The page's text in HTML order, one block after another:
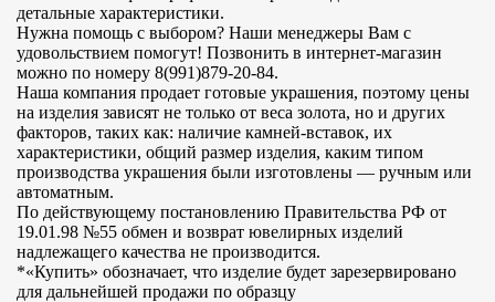
детальные характеристики.
Нужна помощь с выбором? Наши менеджеры Вам с
удовольствием помогут! Позвонить в интернет-магазин
можно по номеру 8(991)879-20-84.
Наша компания продает готовые украшения, поэтому цены
на изделия зависят не только от веса золота, но и других
факторов, таких как: наличие камней-вставок, их
характеристики, общий размер изделия, каким типом
производства украшения были изготовлены — ручным или
автоматным.
По действующему постановлению Правительства РФ от
19.01.98 №55 обмен и возврат ювелирных изделий
надлежащего качества не производится.
*«Купить» обозначает, что изделие будет зарезервировано
для дальнейшей продажи по образцу